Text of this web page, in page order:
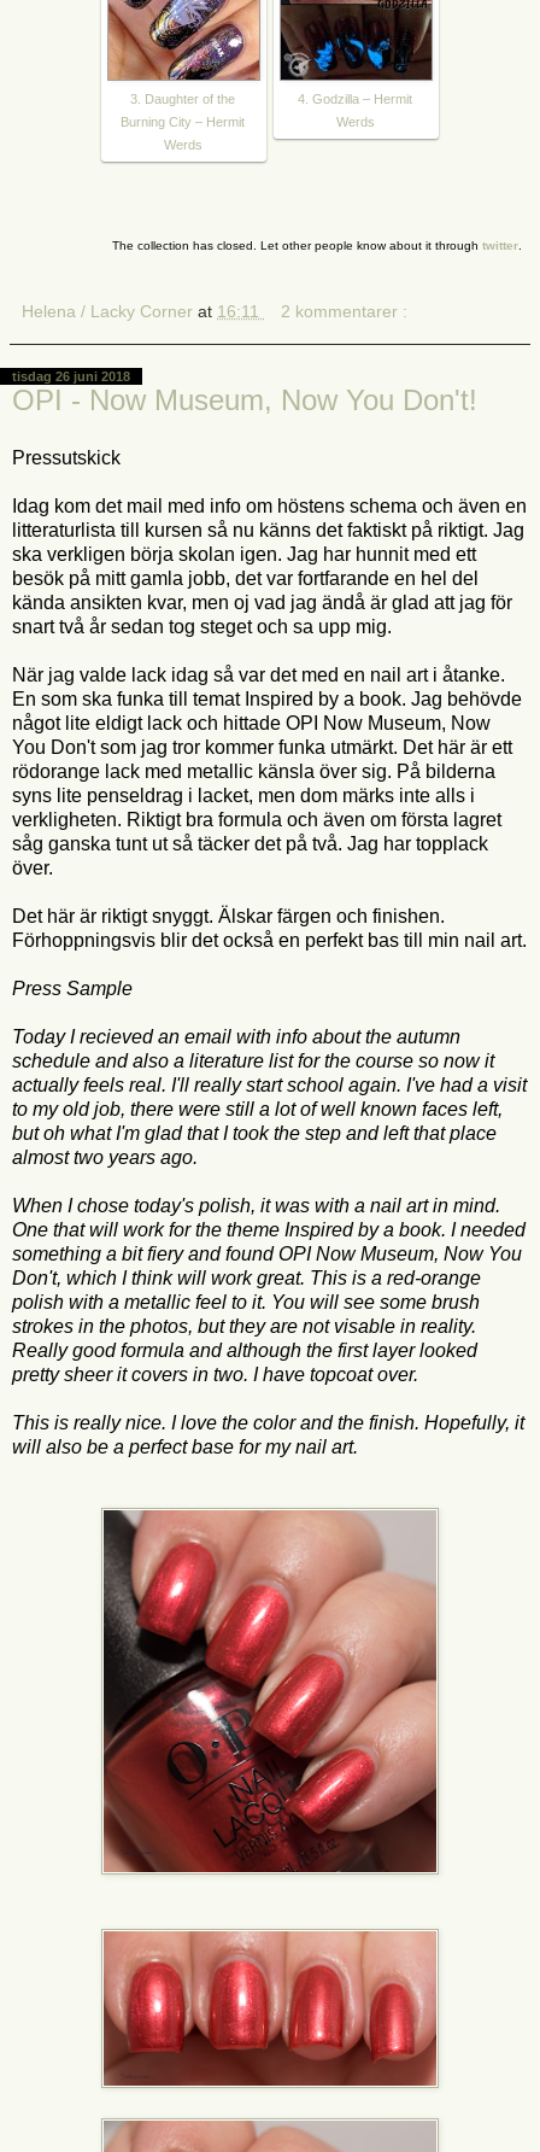
3. Daughter of the
Burning City – Hermit
Werds
4. Godzilla – Hermit
Werds
The collection has closed. Let other people know about it through twitter
Helena / Lacky Corner at 16:11 2 kommentarer :
tisdag 26 juni 2018
OPI - Now Museum, Now You Don't!
Pressutskick
Idag kom det mail med info om höstens schema och även en
litteraturlista till kursen så nu känns det faktiskt på riktigt. Jag
ska verkligen börja skolan igen. Jag har hunnit med ett
besök på mitt gamla jobb, det var fortfarande en hel del
kända ansikten kvar, men oj vad jag ändå är glad att jag för
snart två år sedan tog steget och sa upp mig.
När jag valde lack idag så var det med en nail art i åtanke.
En som ska funka till temat Inspired by a book. Jag behövde
något lite eldigt lack och hittade OPI Now Museum, Now
You Don't som jag tror kommer funka utmärkt. Det här är ett
rödorange lack med metallic känsla över sig. På bilderna
syns lite penseldrag i lacket, men dom märks inte alls i
verkligheten. Riktigt bra formula och även om första lagret
såg ganska tunt ut så täcker det på två. Jag har topplack
över.
Det här är riktigt snyggt. Älskar färgen och finishen.
Förhoppningsvis blir det också en perfekt bas till min nail art.
Press Sample
Today I recieved an email with info about the autumn
schedule and also a literature list for the course so now it
actually feels real. I'll really start school again. I've had a visit
to my old job, there were still a lot of well known faces left,
but oh what I'm glad that I took the step and left that place
almost two years ago.
When I chose today's polish, it was with a nail art in mind.
One that will work for the theme Inspired by a book. I needed
something a bit fiery and found OPI Now Museum, Now You
Don't, which I think will work great. This is a red-orange
polish with a metallic feel to it. You will see some brush
strokes in the photos, but they are not visable in reality.
Really good formula and although the first layer looked
pretty sheer it covers in two. I have topcoat over.
This is really nice. I love the color and the finish. Hopefully, it
will also be a perfect base for my nail art.